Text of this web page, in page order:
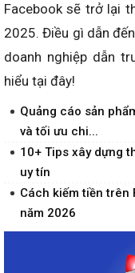
Facebook sẽ trở lại
2025. Điều gì dẫn
doanh nghiệp dẫn
hiểu tại đây!
Quảng cáo sản
và tối ưu chi...
10+ Tips xây dựng
uy tín
Cách kiếm tiền trên
năm 2026